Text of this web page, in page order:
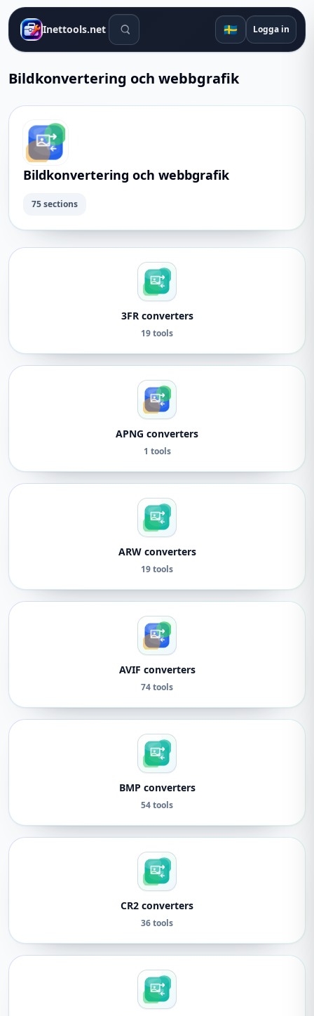
Inettools.net Sökverktyg 🇸🇪 Logga in
Bildkonvertering och webbgrafik
Bildkonvertering och webbgrafik
75 sections
3FR converters
19 tools
APNG converters
1 tools
ARW converters
19 tools
AVIF converters
74 tools
BMP converters
54 tools
CR2 converters
36 tools